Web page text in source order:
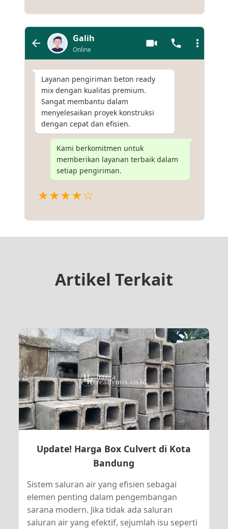
Galih
Online
Layanan pengiriman beton ready
mix dengan kualitas premium.
Sangat membantu dalam
menyelesaikan proyek konstruksi
dengan cepat dan efisien.
Kami berkomitmen untuk
memberikan layanan terbaik dalam
setiap pengiriman.
★★★★☆
Artikel Terkait
Update! Harga Box Culvert di Kota
Bandung
Sistem saluran air yang efisien sebagai
elemen penting dalam pengembangan
sarana modern. Jika tidak ada saluran
saluran air yang efektif, sejumlah isu seperti